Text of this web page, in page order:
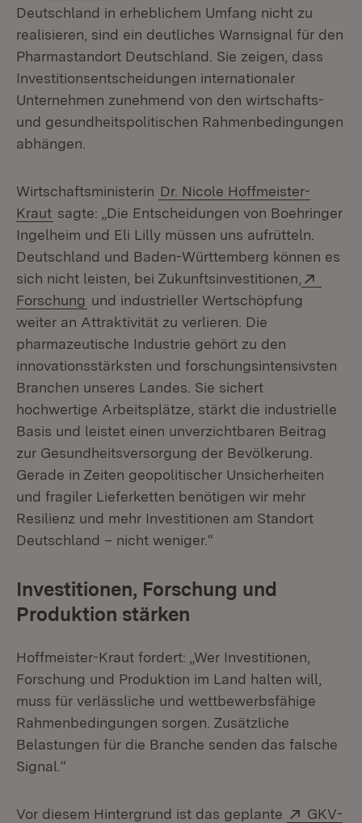
Deutschland in erheblichem Umfang nicht zu
realisieren, sind ein deutliches Warnsignal für den
Pharmastandort Deutschland. Sie zeigen, dass
Investitionsentscheidungen internationaler
Unternehmen zunehmend von den wirtschafts-
und gesundheitspolitischen Rahmenbedingungen
abhängen.
Wirtschaftsministerin Dr. Nicole Hoffmeister-
Kraut sagte: „Die Entscheidungen von Boehringer
Ingelheim und Eli Lilly müssen uns aufrütteln.
Deutschland und Baden-Württemberg können es
sich nicht leisten, bei Zukunftsinvestitionen,
Forschung (Öffnet in neuem Fenster)
und industrieller Wertschöpfung
weiter an Attraktivität zu verlieren. Die
pharmazeutische Industrie gehört zu den
innovationsstärksten und forschungsintensivsten
Branchen unseres Landes. Sie sichert
hochwertige Arbeitsplätze, stärkt die industrielle
Basis und leistet einen unverzichtbaren Beitrag
zur Gesundheitsversorgung der Bevölkerung.
Gerade in Zeiten geopolitischer Unsicherheiten
und fragiler Lieferketten benötigen wir mehr
Resilienz und mehr Investitionen am Standort
Deutschland – nicht weniger.“
Investitionen, Forschung und
Produktion stärken
Hoffmeister-Kraut fordert: „Wer Investitionen,
Forschung und Produktion im Land halten will,
muss für verlässliche und wettbewerbsfähige
Rahmenbedingungen sorgen. Zusätzliche
Belastungen für die Branche senden das falsche
Signal.“
Vor diesem Hintergrund ist das geplante Extern:
GKV-